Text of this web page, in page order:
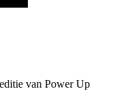
van Power Up